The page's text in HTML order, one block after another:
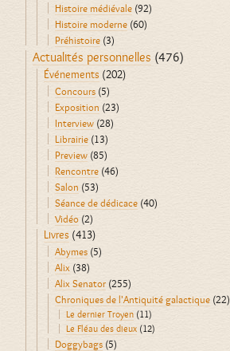
Histoire médiévale (92)
Histoire moderne (60)
Préhistoire (3)
Actualités personnelles (476)
Événements (202)
Concours (5)
Exposition (23)
Interview (28)
Librairie (13)
Preview (85)
Rencontre (46)
Salon (53)
Séance de dédicace (40)
Vidéo (2)
Livres (413)
Abymes (5)
Alix (38)
Alix Senator (255)
Chroniques de l'Antiquité galactique (22)
Le dernier Troyen (11)
Le Fléau des dieux (12)
Doggybags (5)